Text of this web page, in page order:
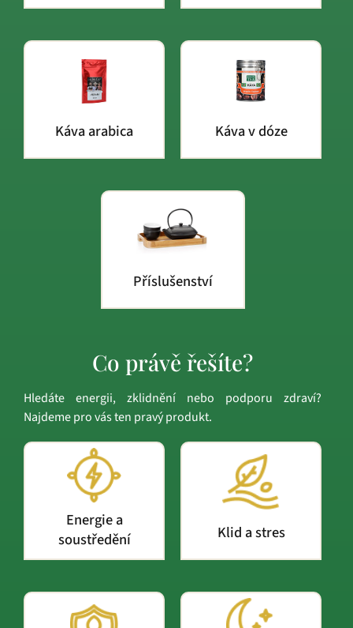
Káva arabica Káva v dóze
Příslušenství
Co právě řešíte?
Hledáte energii, zklidnění nebo podporu zdraví?
Najdeme pro vás ten pravý produkt.
Energie a
soustředění
Klid a stres